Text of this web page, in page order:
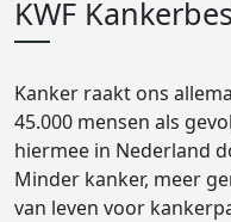
KWF
Kanker raakt ons
45.000 mensen als
hiermee in Nederland
Minder kanker, meer
van leven voor